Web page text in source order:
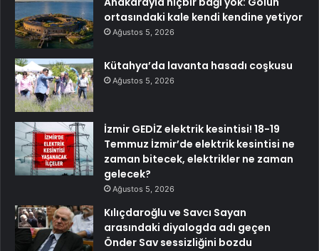
ortasındaki kale kendi kendine yetiyor
Ağustos 5, 2026
Kütahya’da lavanta hasadı coşkusu
Ağustos 5, 2026
İzmir GEDİZ elektrik kesintisi! 18-19
Temmuz İzmir’de elektrik kesintisi ne
zaman bitecek, elektrikler ne zaman
gelecek?
Ağustos 5, 2026
Kılıçdaroğlu ve Savcı Sayan
arasındaki diyalogda adı geçen
Önder Sav sessizliğini bozdu